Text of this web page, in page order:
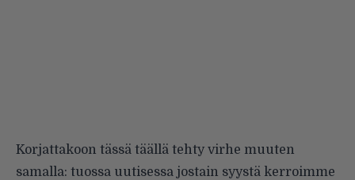
Korjattakoon tässä täällä tehty virhe muuten
samalla: tuossa uutisessa jostain syystä kerroimme